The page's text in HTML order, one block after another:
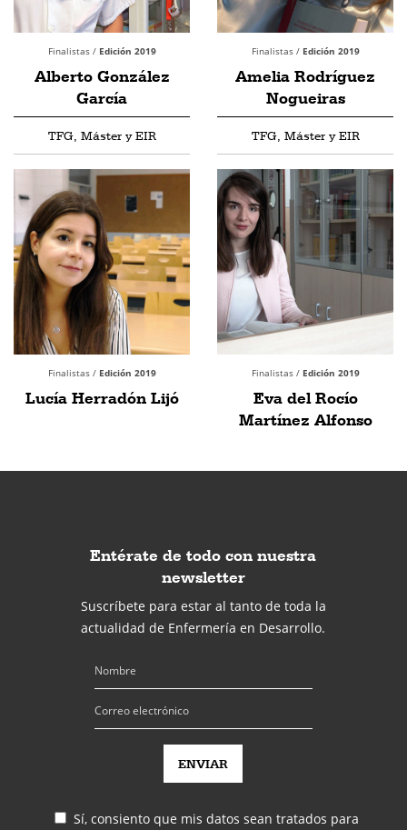
Finalistas / Edición 2019
Alberto González
García
Finalistas / Edición 2019
Amelia Rodríguez
Nogueiras
TFG, Máster y EIR
Finalistas / Edición 2019
Lucía Herradón Lijó
TFG, Máster y EIR
Finalistas / Edición 2019
Eva del Rocío
Martínez Alfonso
Entérate de todo con nuestra
newsletter
Suscríbete para estar al tanto de toda la
actualidad de Enfermería en Desarrollo.
Sí, consiento que mis datos sean tratados para